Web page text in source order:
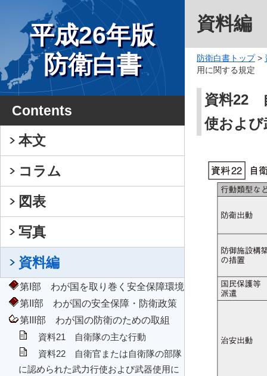
平成26年版
防衛白書
Contents
本文
コラム
図表
写真
資料編
第I部 わが国を取り巻く安全保障環境
第II部 わが国の安全保障・防衛政策
第III部 わが国の防衛のための取組
資料21 自衛隊の主な行動
資料22 自衛官または自衛隊の部隊
に認められた武力行使および武器使用に
資料編
防衛白書トップ>
用に関する規定
資料22
使および